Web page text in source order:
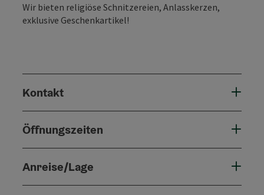
Wir bieten religiöse Schnitzereien, Anlasskerzen,
exklusive Geschenkartikel!
Kontakt
Öffnungszeiten
Anreise/Lage